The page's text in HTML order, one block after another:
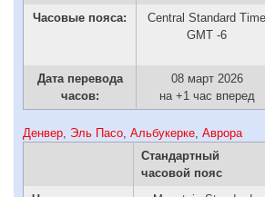
Часовые пояса:
Central Standard Time
GMT -6
Дата перевода
часов:
08 март 2026
на +1 час вперед
Денвер Эль Пасо Альбукерке Аврора
Стандартный
часовой пояс